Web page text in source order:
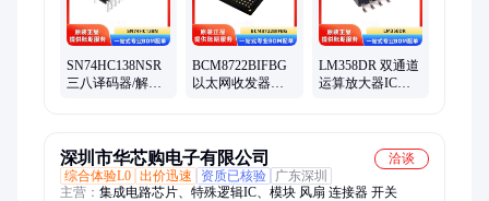
SN74HC138NSR
三八译码器/解码
BCM8722BIFBG
以太网收发器芯
LM358DR 双通道
运算放大器IC芯
深圳市华芯购电子有限公司
洽谈
综合体验L0 出价迅速 资质已核验
广东深圳
主营：
集成电路芯片、特殊逻辑IC、模块 风扇 连接器 开关